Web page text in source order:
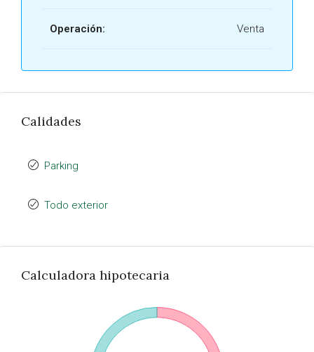
Operación: Venta
Calidades
Parking
Todo exterior
Calculadora hipotecaria